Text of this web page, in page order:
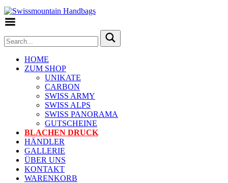
HOME
ZUM SHOP
UNIKATE
CARBON
SWISS ARMY
SWISS ALPS
SWISS PANORAMA
GUTSCHEINE
BLACHEN DRUCK
HÄNDLER
GALLERIE
ÜBER UNS
KONTAKT
WARENKORB